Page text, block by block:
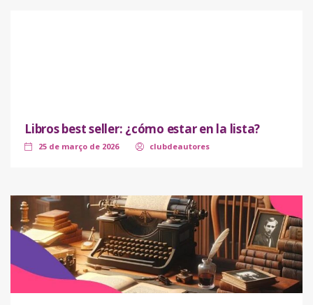
Libros best seller: ¿cómo estar en la lista?
25 de março de 2026 clubdeautores